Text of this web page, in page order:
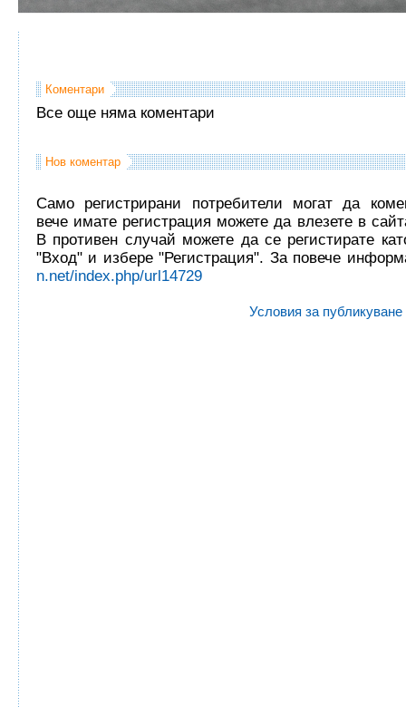
Коментари
Все още няма коментари
Нов коментар
Само регистрирани потребители могат да
вече имате регистрация можете да влезете в
В противен случай можете да се регистирате
"Вход" и избере "Регистрация". За повече
n.net/index.php/url14729
Условия за